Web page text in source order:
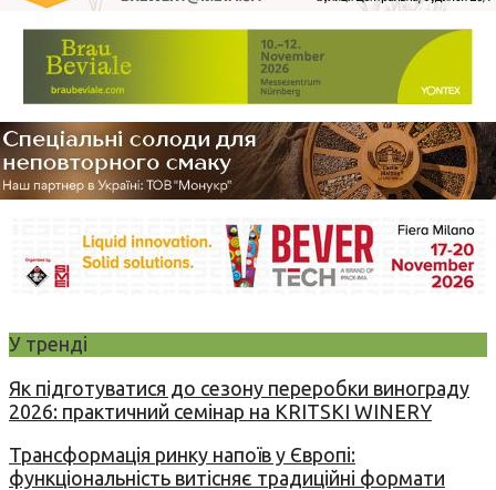
У тренді
Як підготуватися до сезону переробки винограду
2026: практичний семінар на KRITSKI WINERY
Трансформація ринку напоїв у Європі:
функціональність витісняє традиційні формати